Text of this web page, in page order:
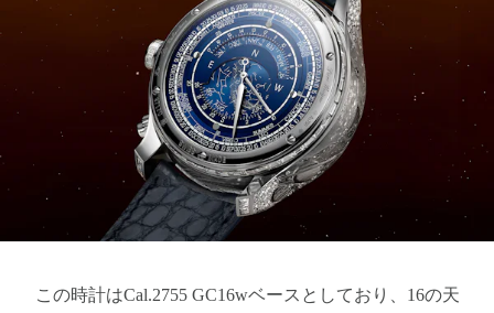
この時計はCal.2755 GC16wベースとしており、16の天